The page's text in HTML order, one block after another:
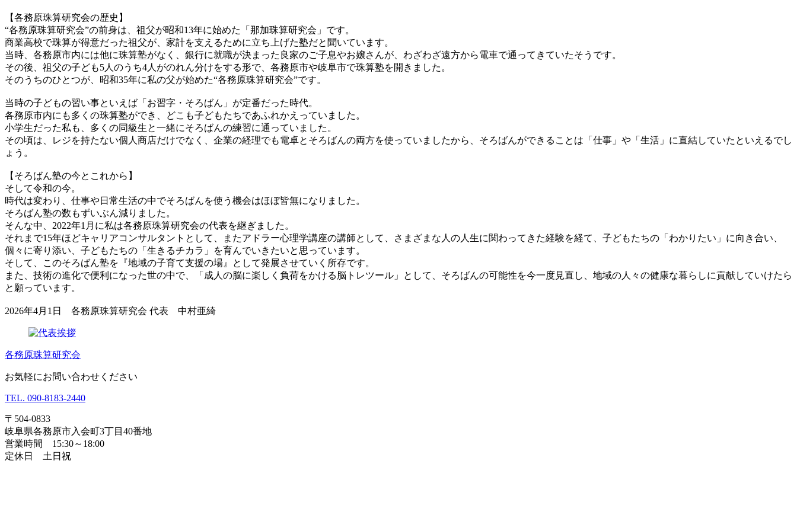
【各務原珠算研究会の歴史】
“各務原珠算研究会”の前身は、祖父が昭和13年に始めた「那加珠算研究会」です。
商業高校で珠算が得意だった祖父が、家計を支えるために立ち上げた塾だと聞いています。
当時、各務原市内には他に珠算塾がなく、銀行に就職が決まった良家のご子息やお嬢さんが、わざわざ遠方から電車で通ってきていたそうです。
その後、祖父の子ども5人のうち4人がのれん分けをする形で、各務原市や岐阜市で珠算塾を開きました。
そのうちのひとつが、昭和35年に私の父が始めた“各務原珠算研究会”です。
当時の子どもの習い事といえば「お習字・そろばん」が定番だった時代。
各務原市内にも多くの珠算塾ができ、どこも子どもたちであふれかえっていました。
小学生だった私も、多くの同級生と一緒にそろばんの練習に通っていました。
その頃は、レジを持たない個人商店だけでなく、企業の経理でも電卓とそろばんの両方を使っていましたから、そろばんができることは「仕事」や「生活」に直結していたといえるでし
ょう。
【そろばん塾の今とこれから】
そして令和の今。
時代は変わり、仕事や日常生活の中でそろばんを使う機会はほぼ皆無になりました。
そろばん塾の数もずいぶん減りました。
そんな中、2022年1月に私は各務原珠算研究会の代表を継ぎました。
それまで15年ほどキャリアコンサルタントとして、またアドラー心理学講座の講師として、さまざまな人の人生に関わってきた経験を経て、子どもたちの「わかりたい」に向き合い、
個々に寄り添い、子どもたちの「生きるチカラ」を育んでいきたいと思っています。
そして、このそろばん塾を『地域の子育て支援の場』として発展させていく所存です。
また、技術の進化で便利になった世の中で、「成人の脳に楽しく負荷をかける脳トレツール」として、そろばんの可能性を今一度見直し、地域の人々の健康な暮らしに貢献していけたら
と願っています。
2026年4月1日 各務原珠算研究会 代表 中村亜綺
各務原珠算研究会
お気軽にお問い合わせください
TEL. 090-8183-2440
〒504-0833
岐阜県各務原市入会町3丁目40番地
営業時間 15:30～18:00
定休日 土日祝